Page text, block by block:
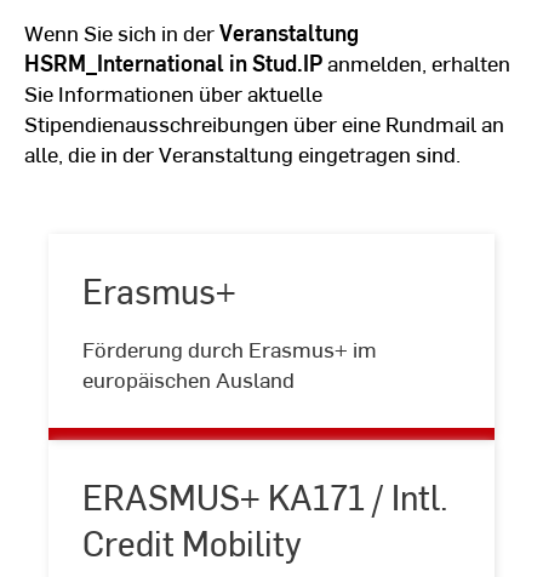
Wenn Sie sich in derVeranstaltung
HSRM_International in Stud.IPanmelden, erhalten
Sie Informationen über aktuelle
Stipendienausschreibungen über eine Rundmail an
alle, die in der Veranstaltung eingetragen sind.
Erasmus+
Förderung durch Erasmus+ im
europäischen Ausland
Erasmus+
ERASMUS+ KA171 / Intl.
Credit MobilityERASMUS+